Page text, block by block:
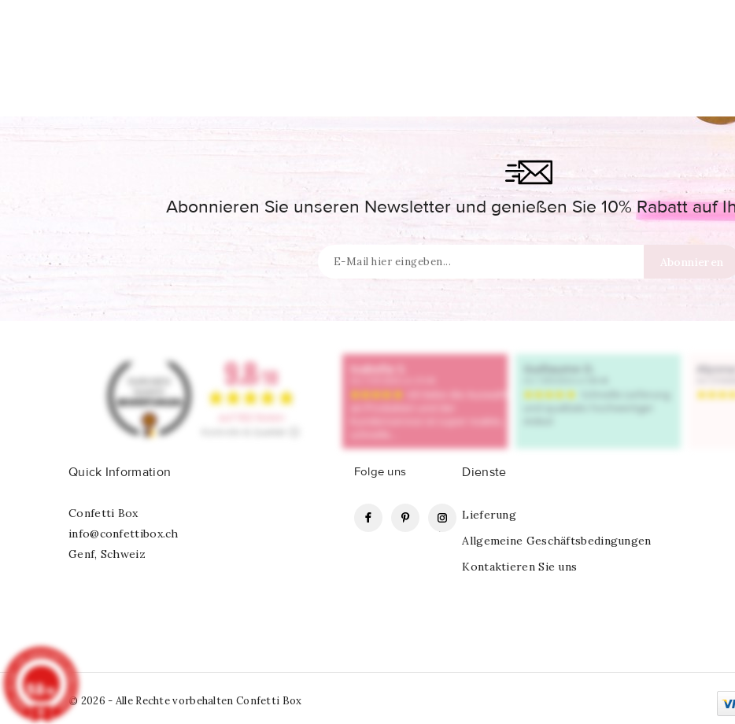
Abonnieren Sie unseren Newsletter und genießen Sie 10% Rabatt auf
Quick Information
Confetti Box
info@confettibox.ch
Genf, Schweiz
Folge uns
FacebookPinterestInstagram
Dienste
Lieferung
Allgemeine Geschäftsbedingungen
Kontaktieren Sie uns
© 2026 - Alle Rechte vorbehalten Confetti Box
9.8/10
902 Noten